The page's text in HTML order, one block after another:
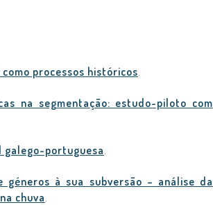
processos históricos.
na segmentação: estudo-piloto com
galego-portuguesa.
géneros à sua subversão – análise da
chuva.